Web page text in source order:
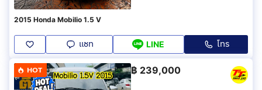
2015 Honda Mobilio 1.5 V
แชท LINE โทร
HOT ฿ 239,000